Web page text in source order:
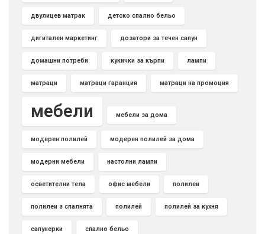
двулицев матрак детско спално бельо
дигитален маркетинг дозатори за течен сапун
домашни потреби кукички за кърпи лампи
матраци матраци гаранция матраци на промоция
мебели мебели за дома
модерен полилей модерен полилей за дома
модерни мебели настолни лампи
осветителни тела офис мебели полилеи
полилеи з спалнята полилей полилей за кухня
сапунерки спално бельо